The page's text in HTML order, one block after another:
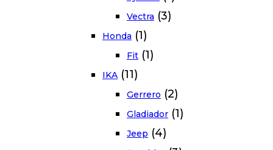
Vectra (3)
Honda (1)
Fit (1)
IKA (11)
Gerrero (2)
Gladiador (1)
Jeep (4)